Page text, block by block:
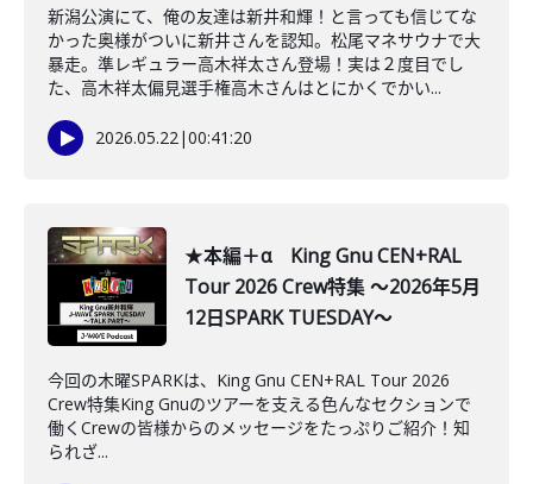
新潟公演にて、俺の友達は新井和輝！と言っても信じてな
かった奥様がついに新井さんを認知。松尾マネサウナで大
暴走。準レギュラー高木祥太さん登場！実は２度目でし
た、高木祥太偏見選手権高木さんはとにかくでかい...
2026.05.22|00:41:20
★本編＋α King Gnu CEN+RAL
Tour 2026 Crew特集 ～2026年5月
12日SPARK TUESDAY～
今回の木曜SPARKは、King Gnu CEN+RAL Tour 2026
Crew特集King Gnuのツアーを支える色んなセクションで
働くCrewの皆様からのメッセージをたっぷりご紹介！知
られざ...